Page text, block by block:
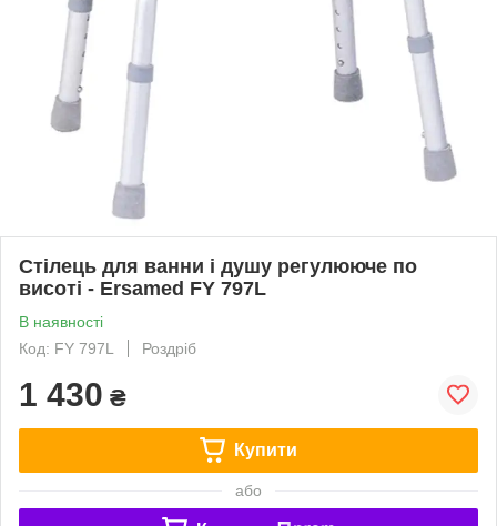
Стілець для ванни і душу регулююче по
висоті - Ersamed FY 797L
В наявності
Код: FY 797L
Роздріб
1 430 ₴
Купити
або